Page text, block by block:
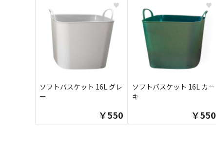
♥
ソフトバスケット 16L グレ
ー
￥550
♥
ソフトバスケット 16L カー
キ
￥550